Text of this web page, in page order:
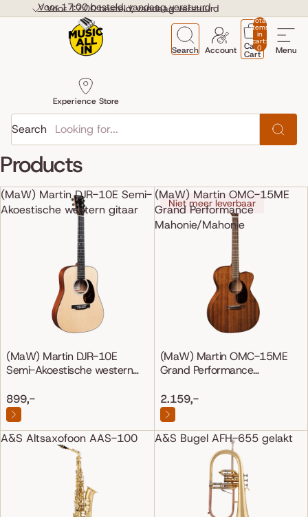
Voor 17:00 besteld, vandaag verstuurd
Voor 17:00 besteld, vandaag verstuurd
Menu
Search
Experience Store
Account
Total
items
in
cart:
0
Cart
Cart
Search
Products
(MaW) Martin DJR-10E Semi-
Akoestische western gitaar
(MaW) Martin DJR-10E
Semi-Akoestische western
899,-
(MaW) Martin OMC-15ME
Grand Performance
Mahonie/Mahonie
Niet meer leverbaar
(MaW) Martin OMC-15ME
Grand Performance
2.159,-
A&S Altsaxofoon AAS-100 A&S Bugel AFH-655 gelakt